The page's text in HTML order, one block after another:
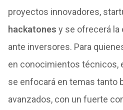
proyectos innovadores,
hackatones y se ofrecerá la
ante inversores. Para
en conocimientos técnicos,
se enfocará en temas tanto
avanzados, con un fuerte